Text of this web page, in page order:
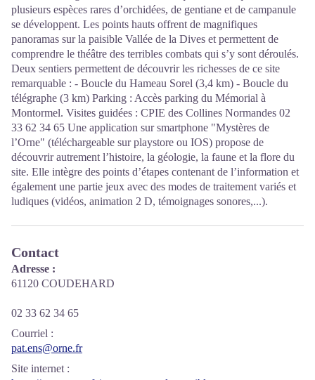
plusieurs espèces rares d’orchidées, de gentiane et de campanule
se développent. Les points hauts offrent de magnifiques
panoramas sur la paisible Vallée de la Dives et permettent de
comprendre le théâtre des terribles combats qui s’y sont déroulés.
Deux sentiers permettent de découvrir les richesses de ce site
remarquable : - Boucle du Hameau Sorel (3,4 km) - Boucle du
télégraphe (3 km) Parking : Accès parking du Mémorial à
Montormel. Visites guidées : CPIE des Collines Normandes 02
33 62 34 65 Une application sur smartphone "Mystères de
l’Orne" (téléchargeable sur playstore ou IOS) propose de
découvrir autrement l’histoire, la géologie, la faune et la flore du
site. Elle intègre des points d’étapes contenant de l’information et
également une partie jeux avec des modes de traitement variés et
ludiques (vidéos, animation 2 D, témoignages sonores,...).
Contact
Adresse :
61120 COUDEHARD
02 33 62 34 65
Courriel :
pat.ens@orne.fr
Site internet :